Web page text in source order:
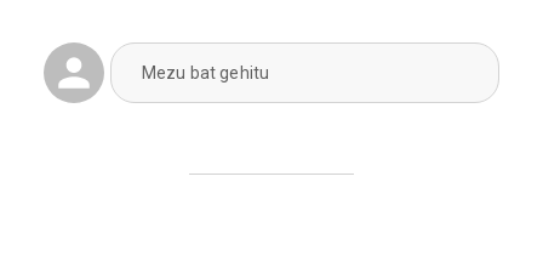
Mezu bat gehitu